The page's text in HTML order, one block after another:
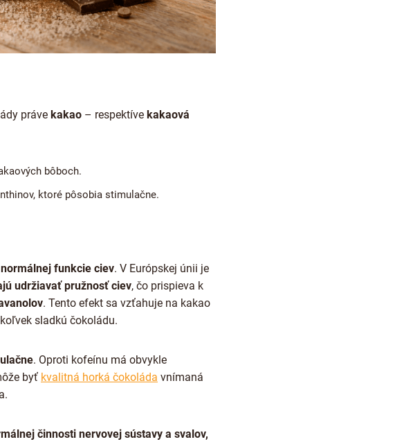
práve kakao – respektíve kakaová
bôboch.
ktoré pôsobia stimulačne.
funkcie ciev. V Európskej únii je
udržiavať pružnosť ciev, čo prispieva k
. Tento efekt sa vzťahuje na kakao
sladkú čokoládu.
. Oproti kofeínu má obvykle
byť kvalitná horká čokoláda vnímaná
činnosti nervovej sústavy a svalov,